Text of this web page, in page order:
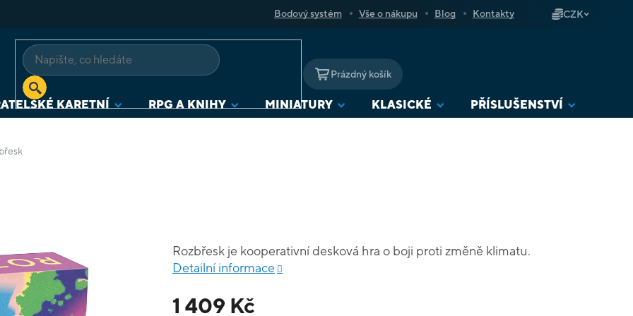
Bodový systém Vše o nákupu Blog Kontakty CZK
NÁKUPNÍ
KOŠÍK
Prázdný košík
KARETNÍ RPG A KNIHY MINIATURY KLASICKÉ PŘÍSLUŠENSTVÍ
1 409 Kč
Rozbřesk je kooperativní desková hra o boji proti změně klimatu.
Detailní informace